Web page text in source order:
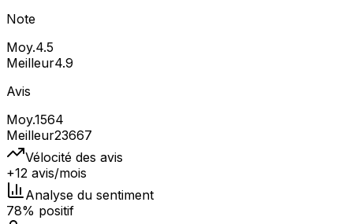
Note
Moy.4.5
Meilleur4.9
Avis
Moy.1564
Meilleur23667
Vélocité des avis
+12 avis/mois
Analyse du sentiment
78% positif